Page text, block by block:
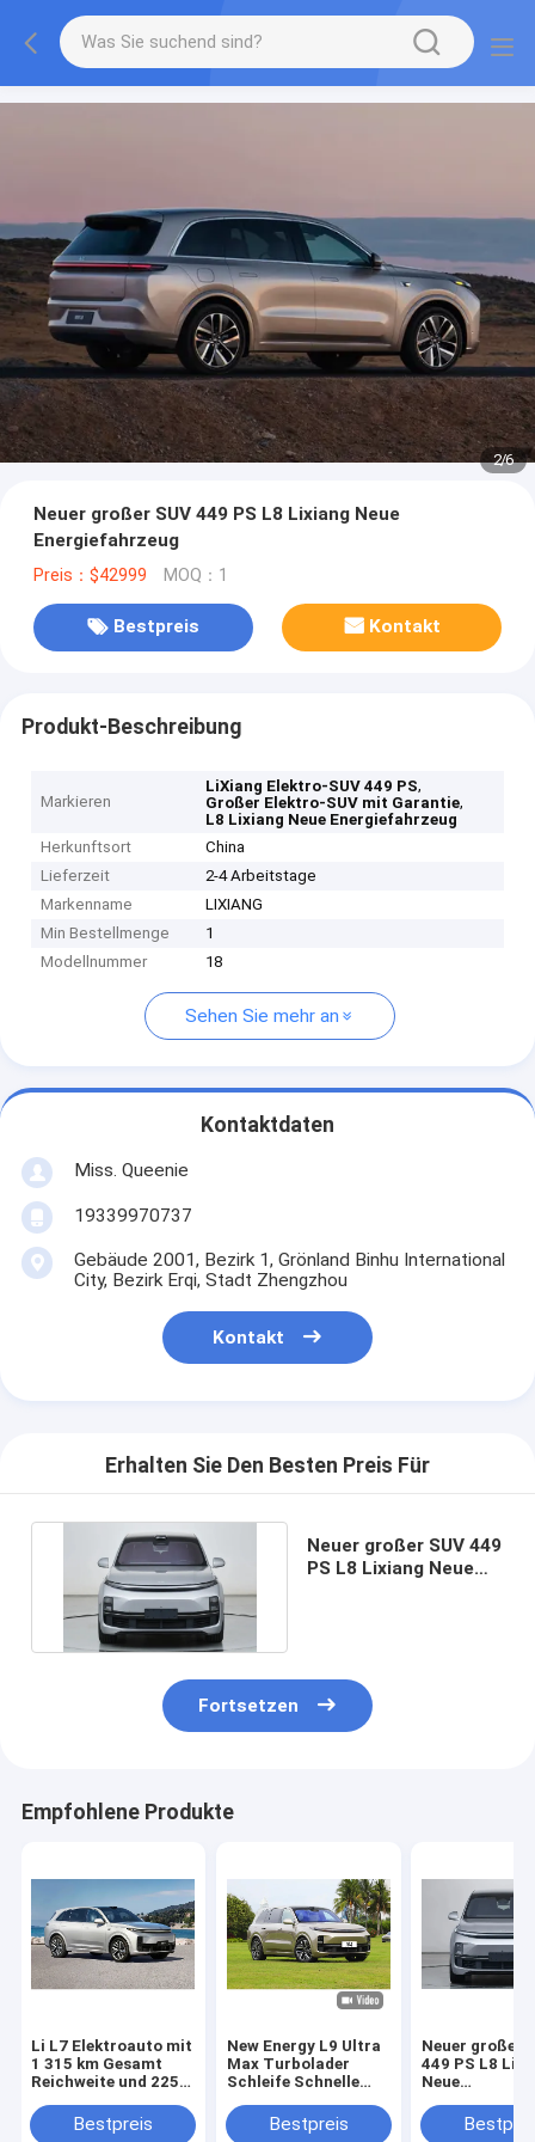
2/6
Neuer großer SUV 449 PS L8 Lixiang Neue
Energiefahrzeug
Preis：$42999 MOQ：1
Bestpreis Kontakt
Produkt-Beschreibung
Markieren
LiXiang Elektro-SUV 449 PS,
Großer Elektro-SUV mit Garantie,
L8 Lixiang Neue Energiefahrzeug
Herkunftsort
China
Lieferzeit
2-4 Arbeitstage
Markenname
LIXIANG
Min Bestellmenge
1
Modellnummer
18
Sehen Sie mehr an
Kontaktdaten
Miss. Queenie
19339970737
Gebäude 2001, Bezirk 1, Grönland Binhu International
City, Bezirk Erqi, Stadt Zhengzhou
Kontakt
Erhalten Sie Den Besten Preis Für
Neuer großer SUV 449
PS L8 Lixiang Neue
Fortsetzen
Empfohlene Produkte
Li L7 Elektroauto mit
1 315 km Gesamt
Reichweite und 225
ReichweiteBestpreis
New Energy L9 Ultra
Max Turbolader
Schleife Schnelle
Für 0,5 Stunden 5
Türen 6 Sitz Suv
Bestpreis
Neuer großer
449 PS L8
Neue